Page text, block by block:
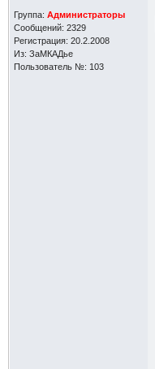
Группа: Администраторы
Сообщений: 2329
Регистрация: 20.2.2008
Из: ЗаМКАДье
Пользователь №: 103